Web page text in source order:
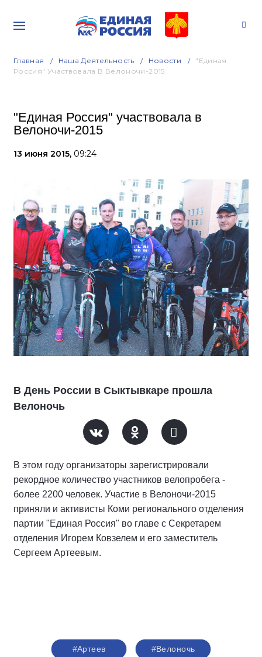
Главная Наша Деятельность Новости
"Единая
Россия" Участвовала В Велоночи-2015
"Единая Россия" участвовала в
Велоночи-2015
13 июня 2015, 09:24
В День России в Сыктывкаре прошла
Велоночь
В этом году организаторы зарегистрировали
рекордное количество участников велопробега -
более 2200 человек. Участие в Велоночи-2015
приняли и активисты Коми регионального отделения
партии "Единая Россия" во главе с Секретарем
отделения Игорем Ковзелем и его заместитель
Сергеем Артеевым.
#Артеев #Велоночь